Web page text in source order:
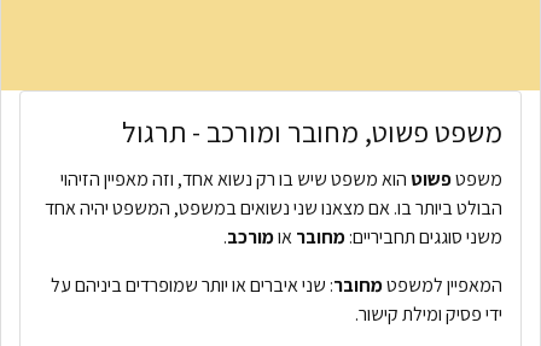
משפט פשוט, מחובר ומורכב - תרגול
משפטפשוט הוא משפט שיש בו רק נשוא אחד, וזה מאפיין הזיהוי
הבולט ביותר בו. אם מצאנו שני נשואים במשפט, המשפט יהיה אחד
משני סוגגים תחביריים:מחובראומורכב.
המאפיין למשפטמחובר: שני איברים או יותר שמופרדים ביניהם על
ידי פסיק ומילת קישור.